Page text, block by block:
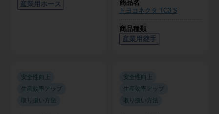
産業用ホース
商品名
トヨコネクタ TC3-S
商品種類
産業用継手
安全性向上
生産効率アップ
取り扱い方法
安全性向上
生産効率アップ
取り扱い方法